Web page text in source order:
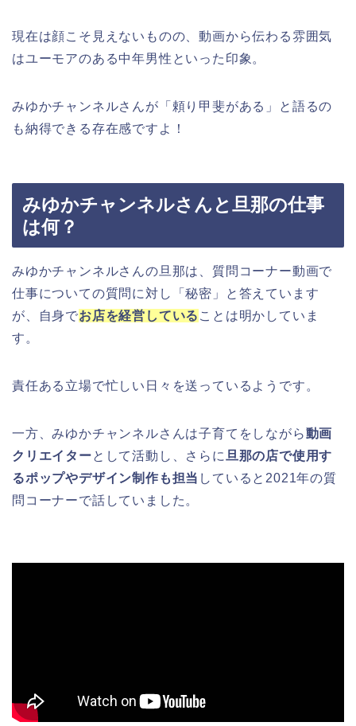
現在は顔こそ見えないものの、動画から伝わる雰囲気
はユーモアのある中年男性といった印象。
みゆかチャンネルさんが「頼り甲斐がある」と語るの
も納得できる存在感ですよ！
みゆかチャンネルさんと旦那の仕事
は何？
みゆかチャンネルさんの旦那は、質問コーナー動画で
仕事についての質問に対し「秘密」と答えています
が、自身でお店を経営している ことは明かしていま
す。
責任ある立場で忙しい日々を送っているようです。
一方、みゆかチャンネルさんは子育てをしながら動画
クリエイターとして活動し、さらに旦那の店で使用す
るポップやデザイン制作も担当 していると2021年の質
問コーナーで話していました。